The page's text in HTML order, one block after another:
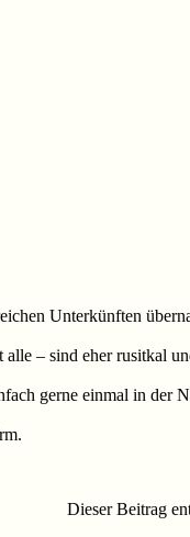
Unterkünften
– sind eher rusitkal
gerne einmal in der
Dieser Beitrag